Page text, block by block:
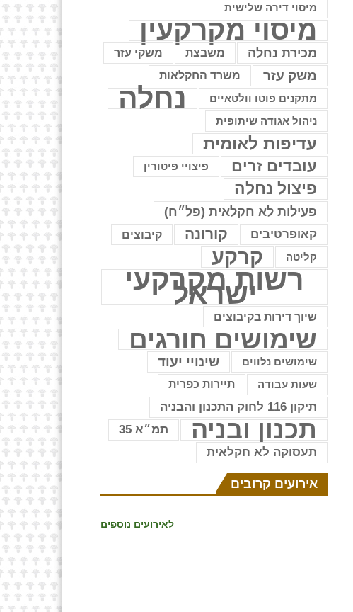
מיסוי דירה שלישית
מיסוי מקרקעין
מכירת נחלה משבצת משקי עזר
משק עזר משרד החקלאות
מתקנים פוטו וולטאיים נחלה
ניהול אגודה שיתופית
עדיפות לאומית
עובדים זרים פיצויי פיטורין
פיצול נחלה
פעילות לא חקלאית (פל״ח)
קאופרטיבים קורונה קיבוצים
קליטה קרקע
רשות מקרקעי
ישראל
שיוך דירות בקיבוצים
שימושים חורגים
שימושים נלווים שינויי יעוד
שעות עבודה תיירות כפרית
תיקון 116 לחוק התכנון והבניה
תכנון ובניה
תמ״א 35
תעסוקה לא חקלאית
אירועים קרובים
לאירועים נוספים